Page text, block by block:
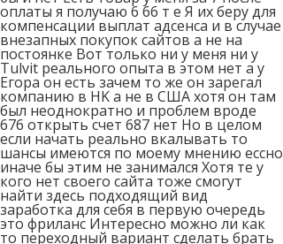
оплаты я получаю 6 66 т е Я их беру для
компенсации выплат адсенса и в случае
внезапных покупок сайтов а не на
постоянке Вот только ни у меня ни у
Tulvit реального опыта в этом нет а у
Егора он есть зачем то же он зарегал
компанию в HK а не в США хотя он там
был неоднократно и проблем вроде
676 открыть счет 687 нет Но в целом
если начать реально вкалывать то
шансы имеются по моему мнению ессно
иначе бы этим не занимался Хотя те у
кого нет своего сайта тоже смогут
найти здесь подходящий вид
заработка для себя в первую очередь
это фриланс Интересно можно ли как
то переходный вариант сделать брать